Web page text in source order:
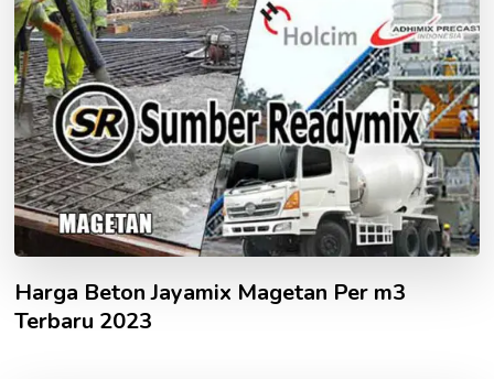
Harga Beton Jayamix Magetan Per m3
Terbaru 2023